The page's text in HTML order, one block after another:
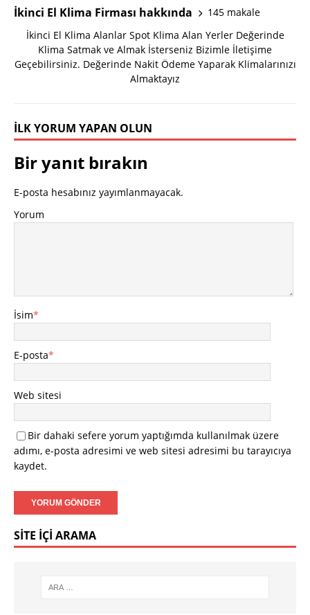
İkinci El Klima Firması hakkında
145 makale
İkinci El Klima Alanlar Spot Klima Alan Yerler Değerinde
Klima Satmak ve Almak İsterseniz Bizimle İletişime
Geçebilirsiniz. Değerinde Nakit Ödeme Yaparak Klimalarınızı
Almaktayız
İLK YORUM YAPAN OLUN
Bir yanıt bırakın
E-posta hesabınız yayımlanmayacak.
Yorum
İsim*
E-posta*
Web sitesi
Bir dahaki sefere yorum yaptığımda kullanılmak üzere
adımı, e-posta adresimi ve web sitesi adresimi bu tarayıcıya
kaydet.
SITE İÇI ARAMA